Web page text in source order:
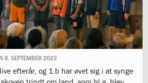
8. SEPTEMBER 2022
efterår, og 1.b har øvet sig i at synge